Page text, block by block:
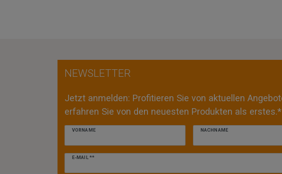
NEWSLETTER
Jetzt anmelden: Profitieren Sie von aktuellen
erfahren Sie von den neuesten Produkten als erstes.*
VORNAME NACHNAME
E-MAIL **
Newsletter